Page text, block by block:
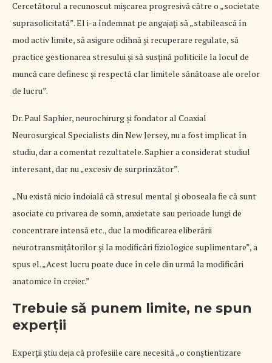
Cercetătorul a recunoscut mișcarea progresivă către o „societate
suprasolicitată”. El i-a îndemnat pe angajați să „stabilească în
mod activ limite, să asigure odihnă și recuperare regulate, să
practice gestionarea stresului și să susțină politicile la locul de
muncă care definesc și respectă clar limitele sănătoase ale orelor
de lucru”.
Dr. Paul Saphier, neurochirurg și fondator al Coaxial
Neurosurgical Specialists din New Jersey, nu a fost implicat în
studiu, dar a comentat rezultatele. Saphier a considerat studiul
interesant, dar nu „excesiv de surprinzător”.
„Nu există nicio îndoială că stresul mental și oboseala fie că sunt
asociate cu privarea de somn, anxietate sau perioade lungi de
concentrare intensă etc., duc la modificarea eliberării
neurotransmițătorilor și la modificări fiziologice suplimentare”, a
spus el. „Acest lucru poate duce în cele din urmă la modificări
anatomice în creier.”
Trebuie să punem limite, ne spun
experții
Experții știu deja că profesiile care necesită „o conștientizare